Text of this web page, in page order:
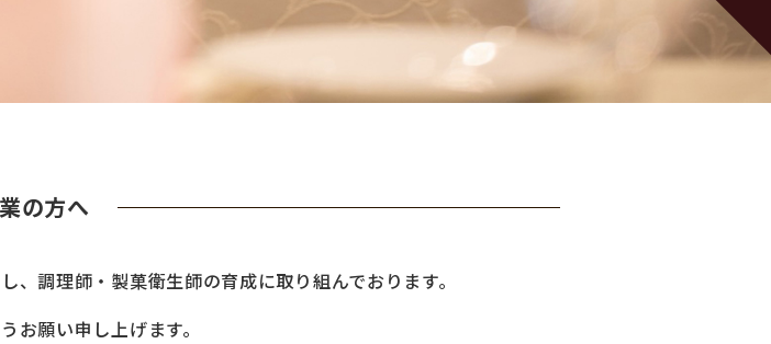
の方へ
調理師・製菓衛生師の育成に取り組んでおります。
お願い申し上げます。